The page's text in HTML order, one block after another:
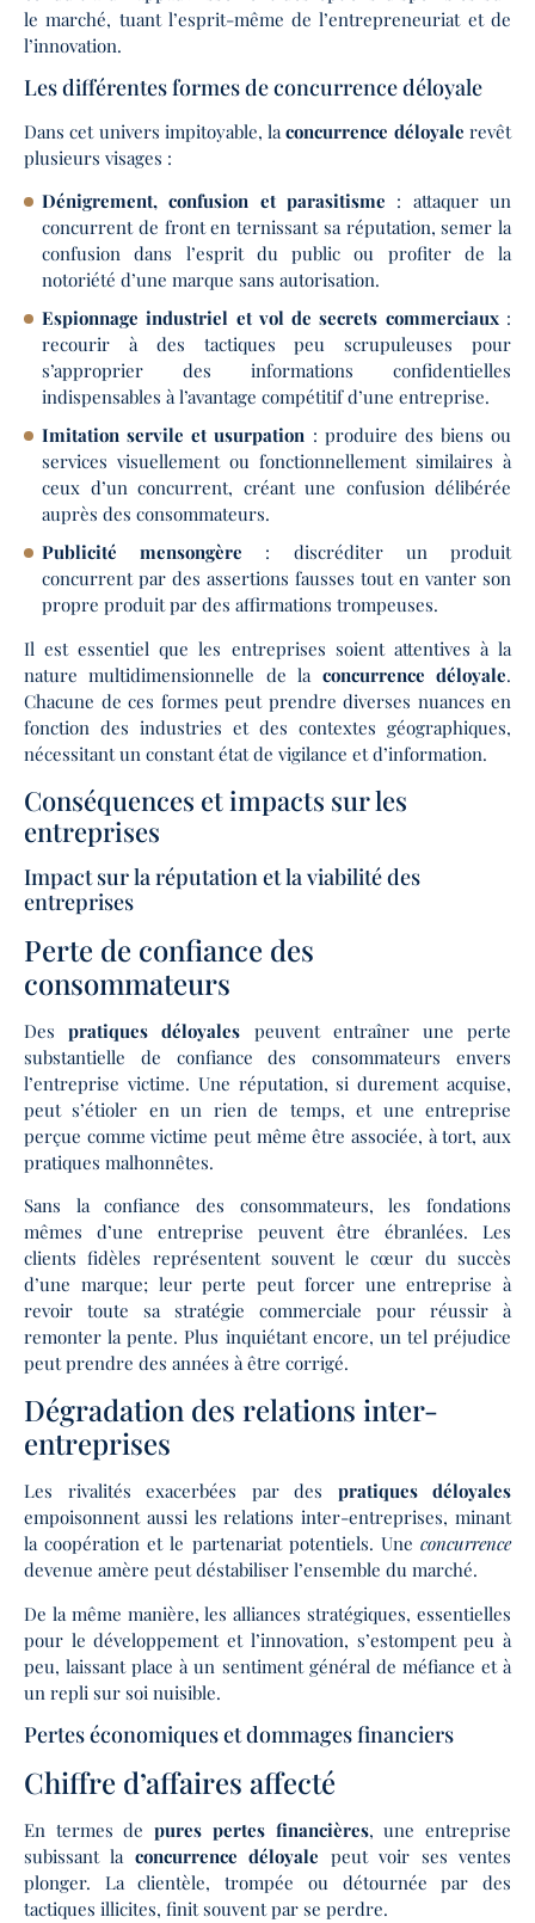
le marché, tuant l’esprit-même de l’entrepreneuriat et de
l’innovation.
Les différentes formes de concurrence déloyale
Dans cet univers impitoyable, laconcurrence déloyalerevêt
plusieurs visages :
Dénigrement, confusion et parasitisme : attaquer un
concurrent de front en ternissant sa réputation, semer la
confusion dans l’esprit du public ou profiter de la
notoriété d’une marque sans autorisation.
Espionnage industriel et vol de secrets commerciaux:
recourir à des tactiques peu scrupuleuses pour
s’approprier des informations confidentielles
indispensables à l’avantage compétitif d’une entreprise.
Imitation servile et usurpation : produire des biens ou
services visuellement ou fonctionnellement similaires à
ceux d’un concurrent, créant une confusion délibérée
auprès des consommateurs.
Publicité mensongère : discréditer un produit
concurrent par des assertions fausses tout en vanter son
propre produit par des affirmations trompeuses.
Il est essentiel que les entreprises soient attentives à la
nature multidimensionnelle de laconcurrence déloyale.
Chacune de ces formes peut prendre diverses nuances en
fonction des industries et des contextes géographiques,
nécessitant un constant état de vigilance et d’information.
Conséquences et impacts sur les
entreprises
Impact sur la réputation et la viabilité des
entreprises
Perte de confiance des
consommateurs
Despratiques déloyales peuvent entraîner une perte
substantielle de confiance des consommateurs envers
l’entreprise victime. Une réputation, si durement acquise,
peut s’étioler en un rien de temps, et une entreprise
perçue comme victime peut même être associée, à tort, aux
pratiques malhonnêtes.
Sans la confiance des consommateurs, les fondations
mêmes d’une entreprise peuvent être ébranlées. Les
clients fidèles représentent souvent le cœur du succès
d’une marque; leur perte peut forcer une entreprise à
revoir toute sa stratégie commerciale pour réussir à
remonter la pente. Plus inquiétant encore, un tel préjudice
peut prendre des années à être corrigé.
Dégradation des relations inter-
entreprises
Les rivalités exacerbées par des pratiques déloyales
empoisonnent aussi les relations inter-entreprises, minant
la coopération et le partenariat potentiels. Une concurrence
devenue amère peut déstabiliser l’ensemble du marché.
De la même manière, les alliances stratégiques, essentielles
pour le développement et l’innovation, s’estompent peu à
peu, laissant place à un sentiment général de méfiance et à
un repli sur soi nuisible.
Pertes économiques et dommages financiers
Chiffre d’affaires affecté
En termes depures pertes financières, une entreprise
subissant la concurrence déloyale peut voir ses ventes
plonger. La clientèle, trompée ou détournée par des
tactiques illicites, finit souvent par se perdre.